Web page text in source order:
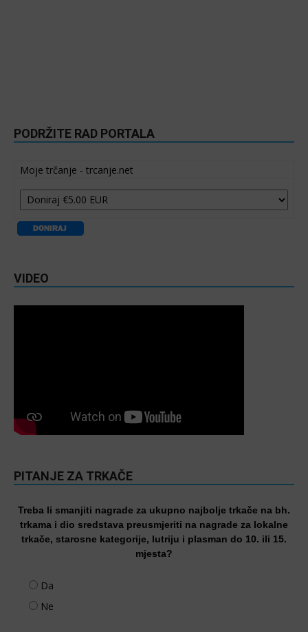
PODRŽITE RAD PORTALA
Moje trčanje - trcanje.net
VIDEO
PITANJE ZA TRKAČE
Treba li smanjiti nagrade za ukupno najbolje trkače na bh.
trkama i dio sredstava preusmjeriti na nagrade za lokalne
trkače, starosne kategorije, lutriju i plasman do 10. ili 15.
mjesta?
Da
Ne